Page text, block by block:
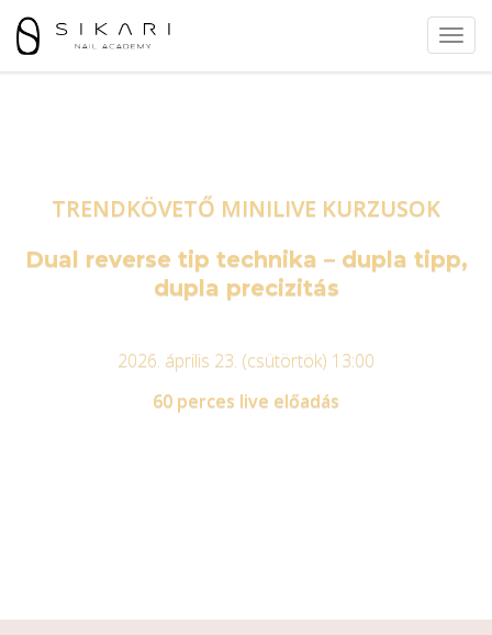
TRENDKÖVETŐ MINILIVE KURZUSOK
Dual reverse tip technika – dupla tipp,
dupla precizitás
2026. április 23. (csütörtök) 13:00
60 perces live előadás